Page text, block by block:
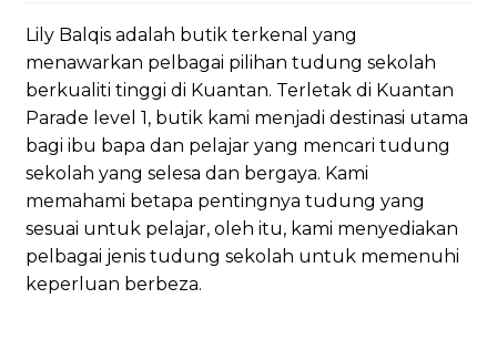
Lily Balqis adalah butik terkenal yang
menawarkan pelbagai pilihan tudung sekolah
berkualiti tinggi di Kuantan. Terletak di Kuantan
Parade level 1, butik kami menjadi destinasi utama
bagi ibu bapa dan pelajar yang mencari tudung
sekolah yang selesa dan bergaya. Kami
memahami betapa pentingnya tudung yang
sesuai untuk pelajar, oleh itu, kami menyediakan
pelbagai jenis tudung sekolah untuk memenuhi
keperluan berbeza.